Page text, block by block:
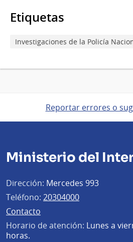
Etiquetas
Investigaciones de la Policía
Reportar errores o
Ministerio del
Dirección: Mercedes 993
Teléfono: 20304000
Contacto
Horario de atención: Lunes a
horas.